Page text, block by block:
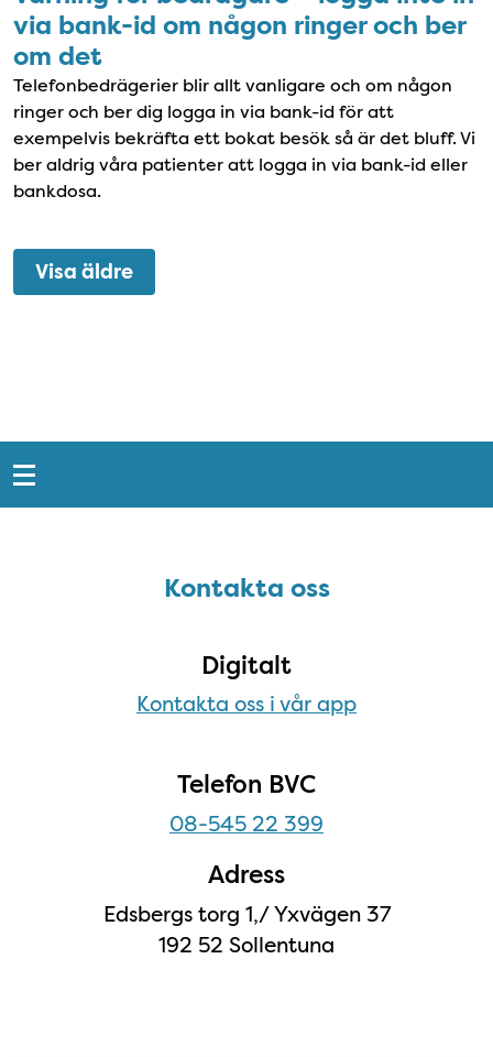
via bank-id om någon ringer och ber
om det
Telefonbedrägerier blir allt vanligare och om någon
ringer och ber dig logga in via bank-id för att
exempelvis bekräfta ett bokat besök så är det bluff. Vi
ber aldrig våra patienter att logga in via bank-id eller
bankdosa.
Visa äldre
Snabblänkar
Kontakta ossKontakta oss
Digitalt
Kontakta oss i vår app
Telefon BVC
08-545 22 399
Adress
Edsbergs torg 1,/ Yxvägen 37
192 52 Sollentuna